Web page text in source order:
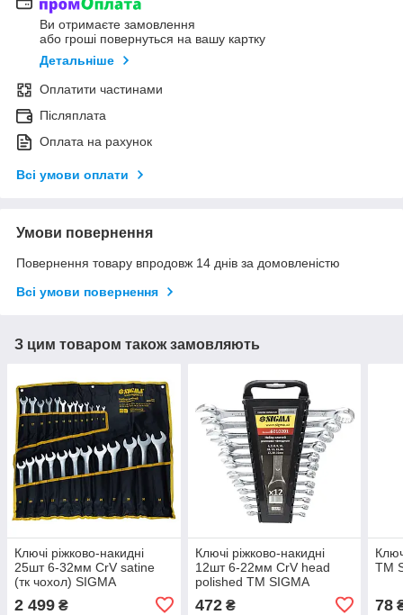
Ви отримаєте замовлення
або гроші повернуться на вашу картку
Детальніше
Оплатити частинами
Післяплата
Оплата на рахунок
Всі умови оплати
Умови повернення
Повернення товару впродовж 14 днів за домовленістю
Всі умови повернення
З цим товаром також замовляють
Ключі ріжково-накидні
25шт 6-32мм CrV satine
(тк чохол) SIGMA
2 499 ₴
Ключі ріжково-накидні
12шт 6-22мм CrV head
polished TM SIGMA
472₴
ТМ
78